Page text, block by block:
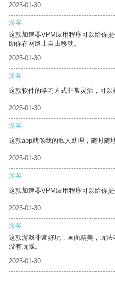
2025-01-30
游客
这款加速器VPM应用程序可以给你
助你在网络上自由移动。
2025-01-30
游客
这款软件的学习方式非常灵活，可以
2025-01-30
游客
这款app就像我的私人助理，随时随
2025-01-30
游客
这款加速器VPM应用程序可以给你
2025-01-30
游客
这款游戏非常好玩，画面精美，玩
没有玩腻。
2025-01-30